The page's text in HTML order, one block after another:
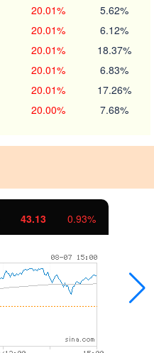
20.01% 5.62%
20.01% 6.12%
20.01% 18.37%
20.01% 6.83%
20.01% 17.26%
20.00% 7.68%
43.13 0.93%